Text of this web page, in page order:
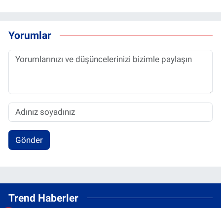
Yorumlar
Gönder
Trend Haberler